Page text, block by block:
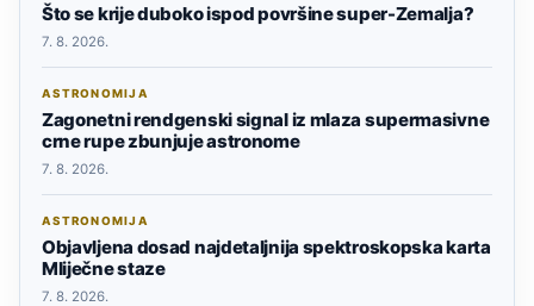
Što se krije duboko ispod površine super-Zemalja?
7. 8. 2026.
ASTRONOMIJA
Zagonetni rendgenski signal iz mlaza supermasivne
crne rupe zbunjuje astronome
7. 8. 2026.
ASTRONOMIJA
Objavljena dosad najdetaljnija spektroskopska karta
Mliječne staze
7. 8. 2026.